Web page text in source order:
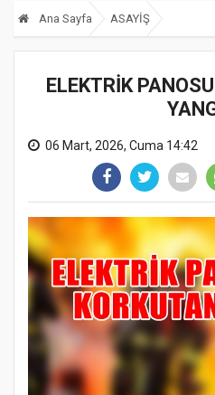
Ana Sayfa ASAYİŞ
ELEKTRİK
06 Mart, 2026, Cuma 14:42